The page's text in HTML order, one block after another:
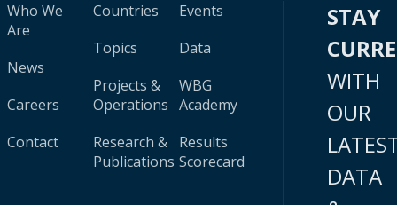
Who We
Are
News
Careers
Contact
Countries
Topics
Projects &
Operations
Research &
Publications
Events
Data
WBG
Academy
Results
Scorecard
STAY
WITH
OUR
DATA